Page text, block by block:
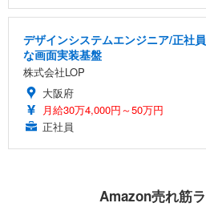
デザインシステムエンジニア/正社
な画面実装基盤
株式会社LOP
大阪府
月給30万4,000円～50万円
正社員
Amazon売れ筋